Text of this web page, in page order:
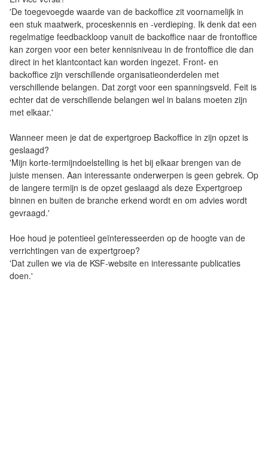
'De toegevoegde waarde van de backoffice zit voornamelijk in
een stuk maatwerk, proceskennis en -verdieping. Ik denk dat een
regelmatige feedbackloop vanuit de backoffice naar de frontoffice
kan zorgen voor een beter kennisniveau in de frontoffice die dan
direct in het klantcontact kan worden ingezet. Front- en
backoffice zijn verschillende organisatieonderdelen met
verschillende belangen. Dat zorgt voor een spanningsveld. Feit is
echter dat de verschillende belangen wel in balans moeten zijn
met elkaar.'
Wanneer meen je dat de expertgroep Backoffice in zijn opzet is
geslaagd?
'Mijn korte-termijndoelstelling is het bij elkaar brengen van de
juiste mensen. Aan interessante onderwerpen is geen gebrek. Op
de langere termijn is de opzet geslaagd als deze Expertgroep
binnen en buiten de branche erkend wordt en om advies wordt
gevraagd.'
Hoe houd je potentieel geïnteresseerden op de hoogte van de
verrichtingen van de expertgroep?
'Dat zullen we via de KSF-website en interessante publicaties
doen.'